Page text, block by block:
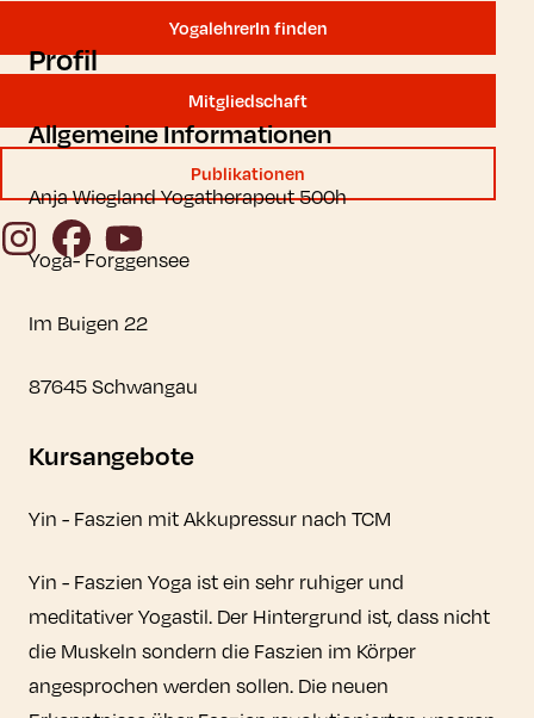
YogalehrerIn finden
Mitgliedschaft
Publikationen
InstagramFacebook
YouTube
Profil
Allgemeine Informationen
Anja Wiegland Yogatherapeut 500h
Yoga- Forggensee
Im Buigen 22
87645 Schwangau
Kursangebote
Yin - Faszien mit Akkupressur nach TCM
Yin - Faszien Yoga ist ein sehr ruhiger und
meditativer Yogastil. Der Hintergrund ist, dass nicht
die Muskeln sondern die Faszien im Körper
angesprochen werden sollen. Die neuen